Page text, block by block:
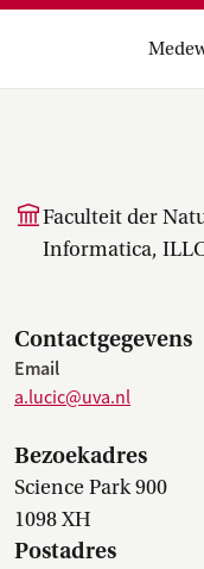
Faculteit der
Informatica,
Contactgegevens
Email
a.lucic@uva.nl
Bezoekadres
Science Park 900
1098 XH
Postadres